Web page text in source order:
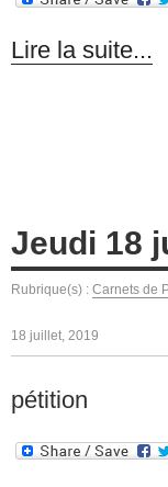
Lire la suite...
Jeudi 18
Rubrique(s) : Carnets de
18 juillet, 2019
pétition